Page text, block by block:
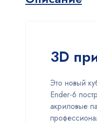
3D
Это новый
Ender-6
акриловые